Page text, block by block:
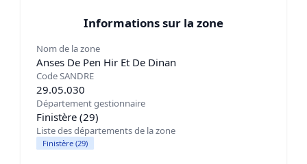
Informations sur la zone
Nom de la zone
Anses De Pen Hir Et De Dinan
Code SANDRE
29.05.030
Département gestionnaire
Finistère (29)
Liste des départements de la zone
Finistère (29)